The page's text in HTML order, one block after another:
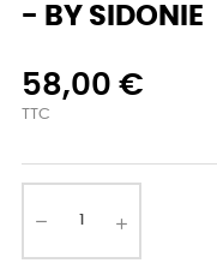
- BY SIDONIE
58,00 €
TTC